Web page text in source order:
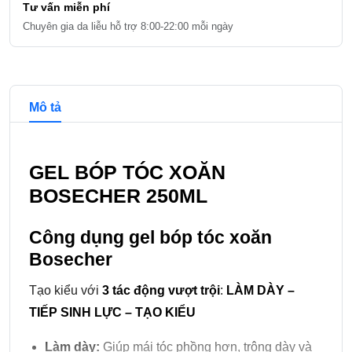
Tư vấn miễn phí
Chuyên gia da liễu hỗ trợ 8:00-22:00 mỗi ngày
Chi tiết và đề xuất sản phẩm
Mô tả
GEL BÓP TÓC XOĂN
BOSECHER 250ML
Công dụng gel bóp tóc xoăn
Bosecher
Tạo kiểu với 3 tác động vượt trội: LÀM DÀY –
TIẾP SINH LỰC – TẠO KIỂU
Làm dày: Giúp mái tóc phồng hơn, trông dày và